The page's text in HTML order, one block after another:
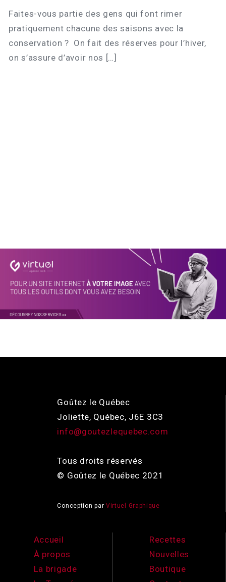
Faites-vous partie des gens qui font rimer
pratiquement chacune des saisons avec la
conservation ? On fait des réserves pour l’hiver,
on s’assure d’avoir nos […]
Goûtez le Québec
Joliette, Québec, J6E 3C3
info@goutezlequebec.com
Tous droits réservés
© Goûtez le Québec 2021
Conception par Virtuel Graphique
Accueil
À propos
La brigade
Recettes
Nouvelles
Boutique